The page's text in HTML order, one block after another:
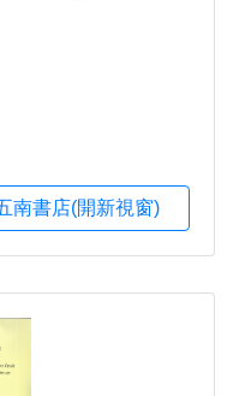
南書店(開新視窗)